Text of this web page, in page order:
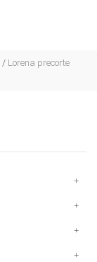
/ Lorena precorte